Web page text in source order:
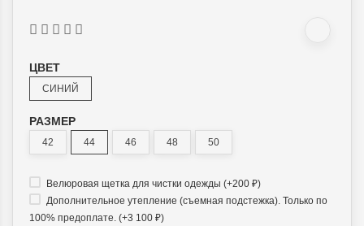
ЦВЕТ
СИНИЙ
РАЗМЕР
42 44 46 48 50
Велюровая щетка для чистки одежды (+200 ₽)
Дополнительное утепление (съемная подстежка). Только по
100% предоплате. (+3 100 ₽)